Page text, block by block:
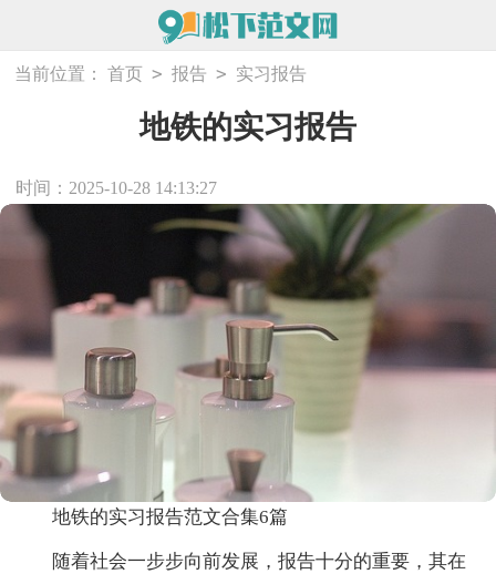
当前位置： 首页 > 报告 > 实习报告
地铁的实习报告
时间：2025-10-28 14:13:27
地铁的实习报告范文合集6篇
随着社会一步步向前发展，报告十分的重要，其在